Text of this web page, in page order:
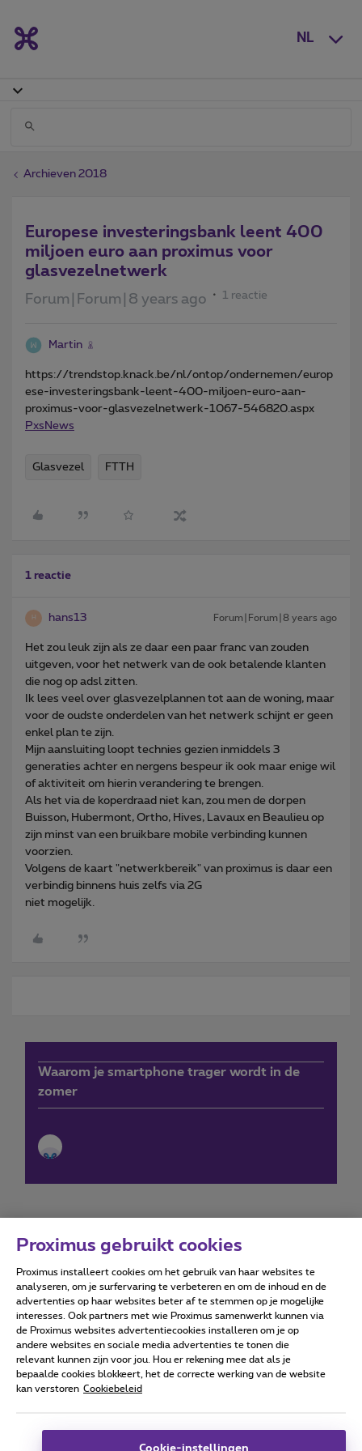
NL
Archieven 2018
Europese investeringsbank leent 400
miljoen euro aan proximus voor
glasvezelnetwerk
Forum|Forum|8 years ago 1 reactie
Martin
https://trendstop.knack.be/nl/ontop/ondernemen/europ
ese-investeringsbank-leent-400-miljoen-euro-aan-
proximus-voor-glasvezelnetwerk-1067-546820.aspx
PxsNews
Glasvezel FTTH
1 reactie
H hans13 Forum|Forum|8 years ago
Het zou leuk zijn als ze daar een paar franc van zouden
uitgeven, voor het netwerk van de ook betalende klanten
die nog op adsl zitten.
Ik lees veel over glasvezelplannen tot aan de woning, maar
voor de oudste onderdelen van het netwerk schijnt er geen
enkel plan te zijn.
Mijn aansluiting loopt technies gezien inmiddels 3
generaties achter en nergens bespeur ik ook maar enige wil
of aktiviteit om hierin verandering te brengen.
Als het via de koperdraad niet kan, zou men de dorpen
Buisson, Hubermont, Ortho, Hives, Lavaux en Beaulieu op
zijn minst van een bruikbare mobile verbinding kunnen
voorzien.
Volgens de kaart "netwerkbereik" van proximus is daar een
verbindig binnens huis zelfs via 2G
niet mogelijk.
Waarom je smartphone trager wordt in de
zomer
Forumvoorwaarden Accessibility statement
Alle rechten voorbehouden. © Proximus
Algemene voorwaarden, consumenteninfo
Deze website is gecreëerd en wordt beheerd conform het
Proximus gebruikt cookies
Proximus installeert cookies om het gebruik van haar websites te
analyseren, om je surfervaring te verbeteren en om de inhoud en de
advertenties op haar websites beter af te stemmen op je mogelijke
interesses. Ook partners met wie Proximus samenwerkt kunnen via
de Proximus websites advertentiecookies installeren om je op
andere websites en sociale media advertenties te tonen die
relevant kunnen zijn voor jou. Hou er rekening mee dat als je
bepaalde cookies blokkeert, het de correcte werking van de website
kan verstoren Cookiebeleid
Cookie-instellingen